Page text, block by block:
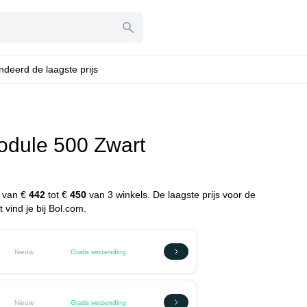
de laagste prijs
500 Zwart
van € 442 tot € 450 van 3 winkels. De laagste prijs voor de
je bij Bol.com.
Nieuw Gratis verzending
Nieuw Gratis verzending